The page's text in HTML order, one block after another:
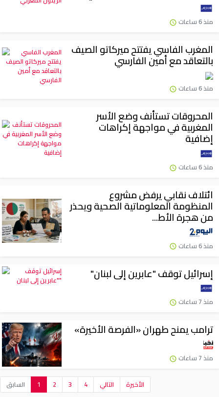
منذ 6 ساعات
المغرب الفاسي يفتتح ميركاتو الصيف
بالتعاقد مع أمين الفارسي
منذ 6 ساعات
المحروقات تستأنف وضع الأسر
المغربية في مواجهة إكراهات
إضافية
منذ 6 ساعات
ائتلاف نقابي يرفض مشروع
المنظومة المعلوماتية الصحية ويحذر
من هجرة الأط...
منذ 6 ساعات
إسرائيل توقف "عابرين إلى لبنان"
منذ 7 ساعات
ترامب يمنح طهران «الفرصة الأخيرة»
منذ 7 ساعات
السابق 1 2 3 4 التالي الأخيرة